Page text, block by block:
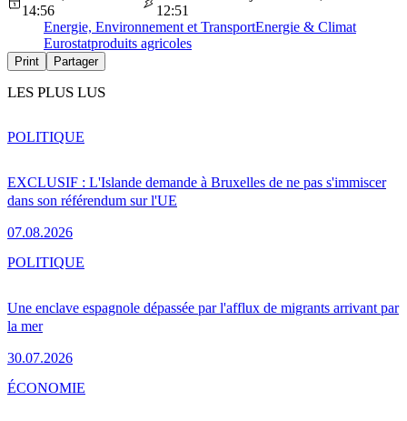
14:56
12:51
Energie, Environnement et TransportEnergie & Climat
Eurostatproduits agricoles
Print Partager
LES PLUS LUS
EXCLUSIF : L'Islande demande à Bruxelles de ne pas s'immiscer
dans son référendum sur l'UE
07.08.2026
POLITIQUE
Une enclave espagnole dépassée par l'afflux de migrants arrivant par
la mer
30.07.2026
POLITIQUE
ÉCONOMIE